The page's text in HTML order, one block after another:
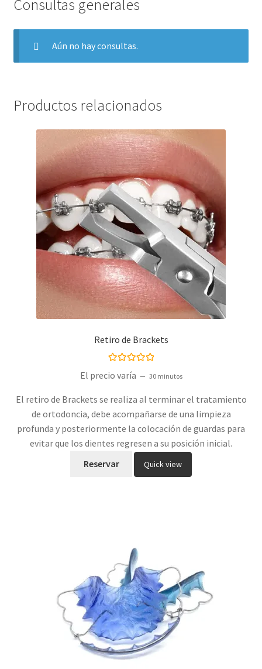
Consultas generales
Aún no hay consultas.
Productos relacionados
Retiro de Brackets
Valorado con
El precio varía 30 minutos
El retiro de Brackets se realiza al terminar el tratamiento
de ortodoncia, debe acompañarse de una limpieza
profunda y posteriormente la colocación de guardas para
evitar que los dientes regresen a su posición inicial.
Reservar
Quick view